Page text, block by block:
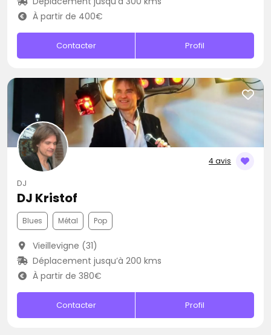
À partir de 400€
Contacter Profil
4 avis
DJ
DJ Kristof
Blues Métal Pop
Vieillevigne (31)
Déplacement jusqu’à 200 kms
À partir de 380€
Contacter Profil